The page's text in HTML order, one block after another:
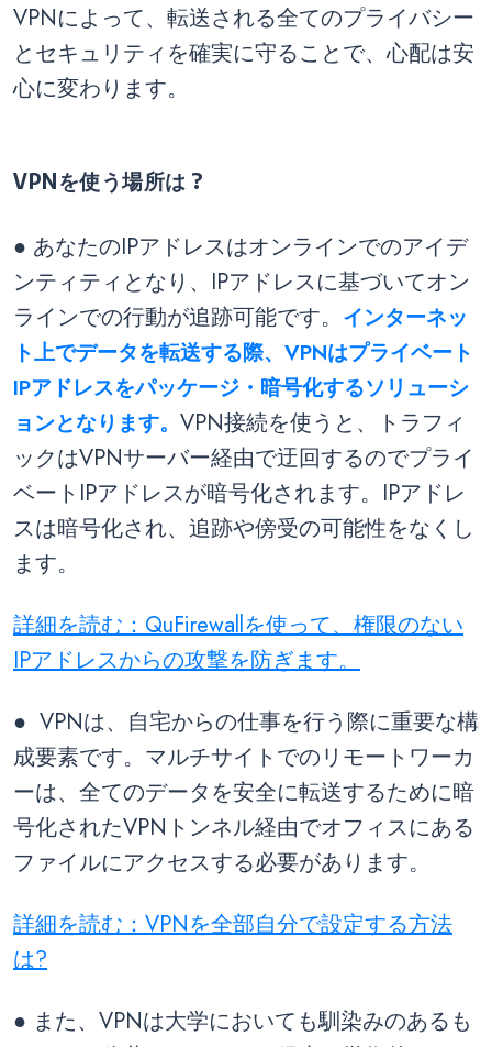
VPNによって、転送される全てのプライバシー
とセキュリティを確実に守ることで、心配は安
心に変わります。
VPNを使う場所は ?
● あなたのIPアドレスはオンラインでのアイデ
ンティティとなり、IPアドレスに基づいてオン
ラインでの行動が追跡可能です。 インターネッ
ト上でデータを転送する際、VPNはプライベート
IPアドレスをパッケージ・暗号化するソリューシ
ョンとなります。 VPN接続を使うと、トラフィ
ックはVPNサーバー経由で迂回するのでプライ
ベートIPアドレスが暗号化されます。IPアドレ
スは暗号化され、追跡や傍受の可能性をなくし
ます。
詳細を読む：QuFirewallを使って、権限のない
IPアドレスからの攻撃を防ぎます。
● VPNは、自宅からの仕事を行う際に重要な構
成要素です。マルチサイトでのリモートワーカ
ーは、全てのデータを安全に転送するために暗
号化されたVPNトンネル経由でオフィスにある
ファイルにアクセスする必要があります。
詳細を読む：VPNを全部自分で設定する方法
は?
● また、VPNは大学においても馴染みのあるも